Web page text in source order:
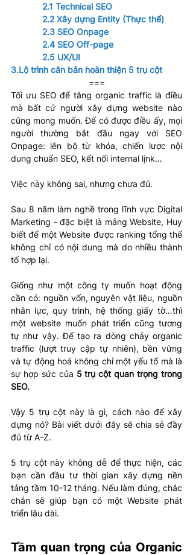
2.1 Technical SEO
2.2 Xây dựng Entity (Thực thể)
2.3 SEO Onpage
2.4 SEO Off-page
2.5 UX/UI
3.Lộ trình căn bản hoàn thiện 5 trụ cột
===
Tối ưu SEO để tăng organic traffic là điều
mà bất cứ người xây dựng website nào
cũng mong muốn. Để có được điều ấy, mọi
người thường bắt đầu ngay với SEO
Onpage: lên bộ từ khóa, chiến lược nội
dung chuẩn SEO, kết nối internal lịnk…
Việc này không sai, nhưng chưa đủ.
Sau 8 năm làm nghề trong lĩnh vực Digital
Marketing - đặc biệt là mảng Website, Huy
biết để một Website được ranking tổng thể
không chỉ có nội dung mà do nhiều thành
tố hợp lại.
Giống như một công ty muốn hoạt động
cần có: nguồn vốn, nguyên vật liệu, nguồn
nhân lực, quy trình, hệ thống giấy tờ…thì
một website muốn phát triển cũng tương
tự như vậy. Để tạo ra dòng chảy organic
traffic (lượt truy cập tự nhiên), bền vững
và tự động hoá không chỉ một yếu tố mà là
sự hợp sức của 5 trụ cột quan trọng trong
SEO.
Vậy 5 trụ cột này là gì, cách nào để xây
dựng nó? Bài viết dưới đây sẽ chia sẻ đầy
đủ từ A-Z.
5 trụ cột này không dễ để thực hiện, các
bạn cần đầu tư thời gian xây dựng nền
tảng tầm 10-12 tháng. Nếu làm đúng, chắc
chắn sẽ giúp bạn có một Website phát
triển lâu dài.
Tầm quan trọng của Organic